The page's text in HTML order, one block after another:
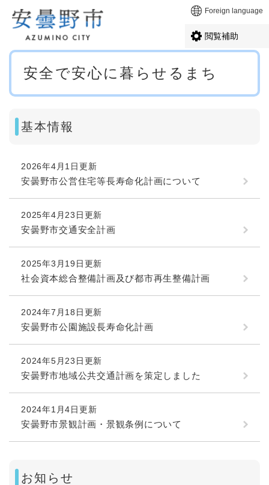
メニューを飛ばして本文へ Foreign language
閲覧補助
本
安全で安心に暮らせるまち
基本情報
2026年4月1日更新
安曇野市公営住宅等長寿命化計画について
2025年4月23日更新
安曇野市交通安全計画
2025年3月19日更新
社会資本総合整備計画及び都市再生整備計画
2024年7月18日更新
安曇野市公園施設長寿命化計画
2024年5月23日更新
安曇野市地域公共交通計画を策定しました
2024年1月4日更新
安曇野市景観計画・景観条例について
お知らせ